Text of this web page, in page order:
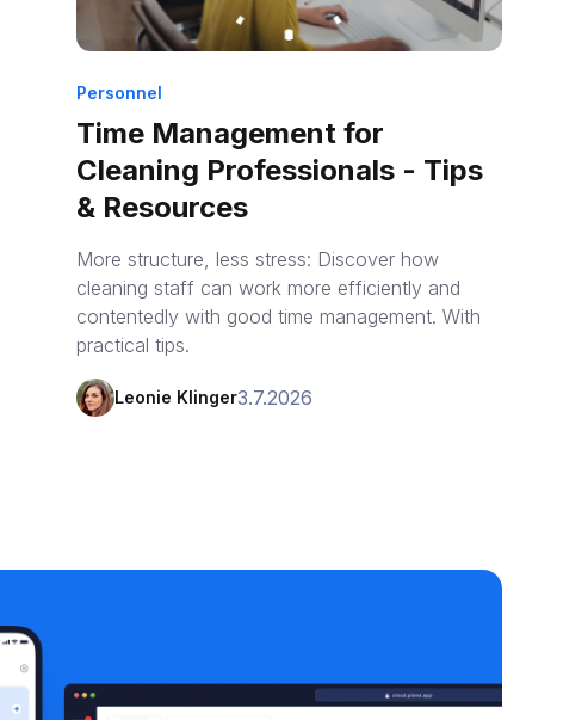
Personnel
Time Management for
Cleaning Professionals - Tips
& Resources
More structure, less stress: Discover how
cleaning staff can work more efficiently and
contentedly with good time management. With
practical tips.
Leonie Klinger3.7.2026